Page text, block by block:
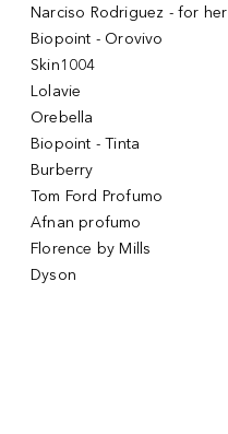
Narciso Rodriguez - for her
Biopoint - Orovivo
Skin1004
Lolavie
Orebella
Biopoint - Tinta
Burberry
Tom Ford Profumo
Afnan profumo
Florence by Mills
Dyson